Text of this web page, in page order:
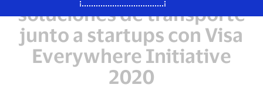
soluciones de transporte
junto a startups con Visa
Everywhere Initiative
2020